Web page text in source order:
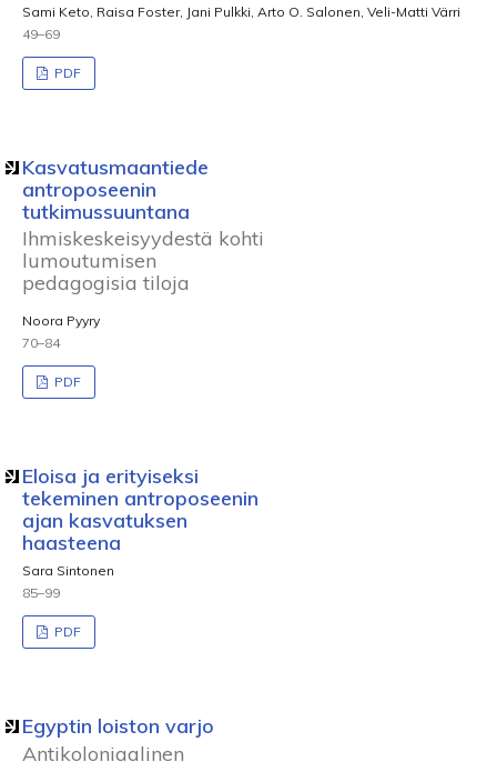
Sami Keto, Raisa Foster, Jani Pulkki, Arto O. Salonen, Veli-Matti Värri
49–69
PDF
Kasvatusmaantiede
antroposeenin
tutkimussuuntana
Ihmiskeskeisyydestä kohti
lumoutumisen
pedagogisia tiloja
Noora Pyyry
70–84
PDF
Eloisa ja erityiseksi
tekeminen antroposeenin
ajan kasvatuksen
haasteena
Sara Sintonen
85–99
PDF
Egyptin loiston varjo
Antikoloniaalinen